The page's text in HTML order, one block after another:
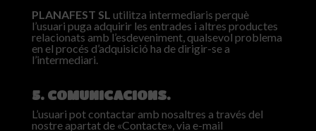
PLANAFEST SL utilitza intermediaris perquè
l’usuari puga adquirir les entrades i altres productes
relacionats amb l’esdeveniment, qualsevol problema
en el procés d’adquisició ha de dirigir-se a
l’intermediari.
5. COMUNICACIONS.
L’usuari pot contactar amb nosaltres a través del
nostre apartat de «Contacte», via e-mail